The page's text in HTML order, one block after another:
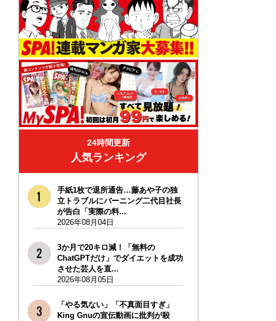
24時間更新
人気ランキング
手紙1枚で退所通告…藤あや子の独
立トラブルにバーニング二代目社長
が告白「実際の料...
2026年08月04日
3か月で20キロ減！「無料の
ChatGPTだけ」でダイエットを成功
させた芸人を直...
2026年08月05日
「やる気ない」「不真面目すぎ」
King Gnuの宣伝動画に批判が殺